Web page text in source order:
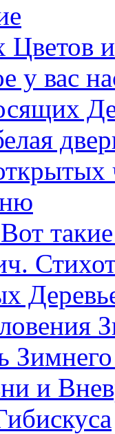
у вас
и